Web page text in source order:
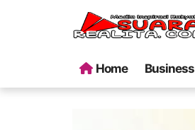
Home Business